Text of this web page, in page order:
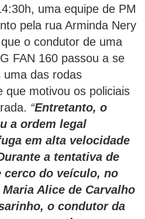
uma equipe de PM
pela rua Arminda Nery
o condutor de uma
FAN 160 passou a se
uma das rodas
que motivou os policiais
“Entretanto, o
a ordem legal
em alta velocidade
a tentativa de
cerco do veículo, no
Alice de Carvalho
o condutor da